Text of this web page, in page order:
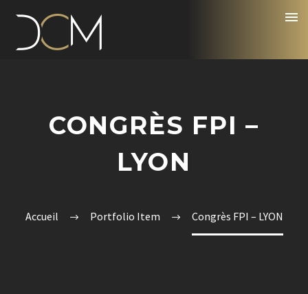
CONGRÈS FPI –
LYON
Accueil Portfolio Item Congrès FPI – LYON